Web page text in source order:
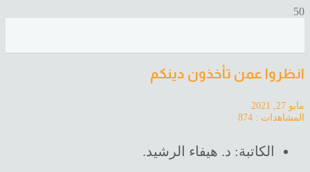
انظروا عمن تأخذون دينكم
مايو 27, 2021
المشاهدات : 874
الكاتبة: د. هيفاء الرشيد.